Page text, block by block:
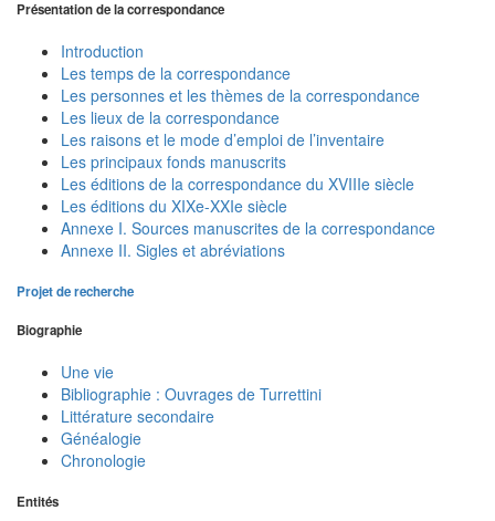
Présentation de la correspondance
Introduction
Les temps de la correspondance
Les personnes et les thèmes de la correspondance
Les lieux de la correspondance
Les raisons et le mode d’emploi de l’inventaire
Les principaux fonds manuscrits
Les éditions de la correspondance du XVIIIe siècle
Les éditions du XIXe-XXIe siècle
Annexe I. Sources manuscrites de la correspondance
Annexe II. Sigles et abréviations
Projet de recherche
Biographie
Une vie
Bibliographie : Ouvrages de Turrettini
Littérature secondaire
Généalogie
Chronologie
Entités